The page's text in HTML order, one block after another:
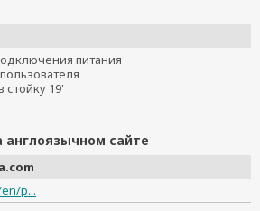
питания
стойку 19'
англоязычном сайте
p...